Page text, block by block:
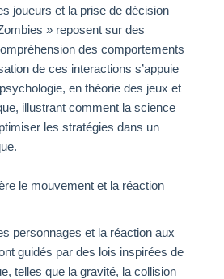
joueurs et la prise de décision
» reposent sur des
des comportements
de ces interactions s’appuie
en théorie des jeux et
illustrant comment la science
les stratégies dans un
le mouvement et la réaction
personnages et la réaction aux
guidés par des lois inspirées de
telles que la gravité, la collision